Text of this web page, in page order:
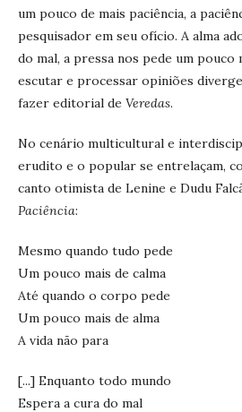
um pouco de mais paciência, a
pesquisador em seu ofício. A alma
do mal, a pressa nos pede um pouco
escutar e processar opiniões
fazer editorial de Veredas.
No cenário multicultural e
erudito e o popular se entrelaçam,
canto otimista de Lenine e Dudu
Paciência:
Mesmo quando tudo pede
Um pouco mais de calma
Até quando o corpo pede
Um pouco mais de alma
A vida não para
[...] Enquanto todo mundo
Espera a cura do mal